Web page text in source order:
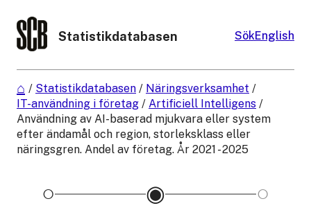
Statistikdatabasen SökEnglish
/ Statistikdatabasen / Näringsverksamhet /
IT-användning i företag / Artificiell Intelligens /
Användning av AI-baserad mjukvara eller system
efter ändamål och region, storleksklass eller
näringsgren. Andel av företag. År 2021 - 2025